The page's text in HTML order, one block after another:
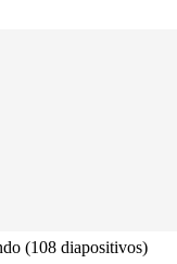
(108 diapositivos)